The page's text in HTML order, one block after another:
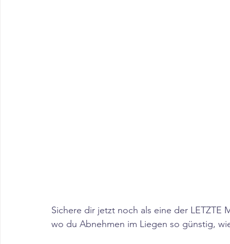
Sichere dir jetzt noch als eine der LETZTE
wo du Abnehmen im Liegen so günstig,